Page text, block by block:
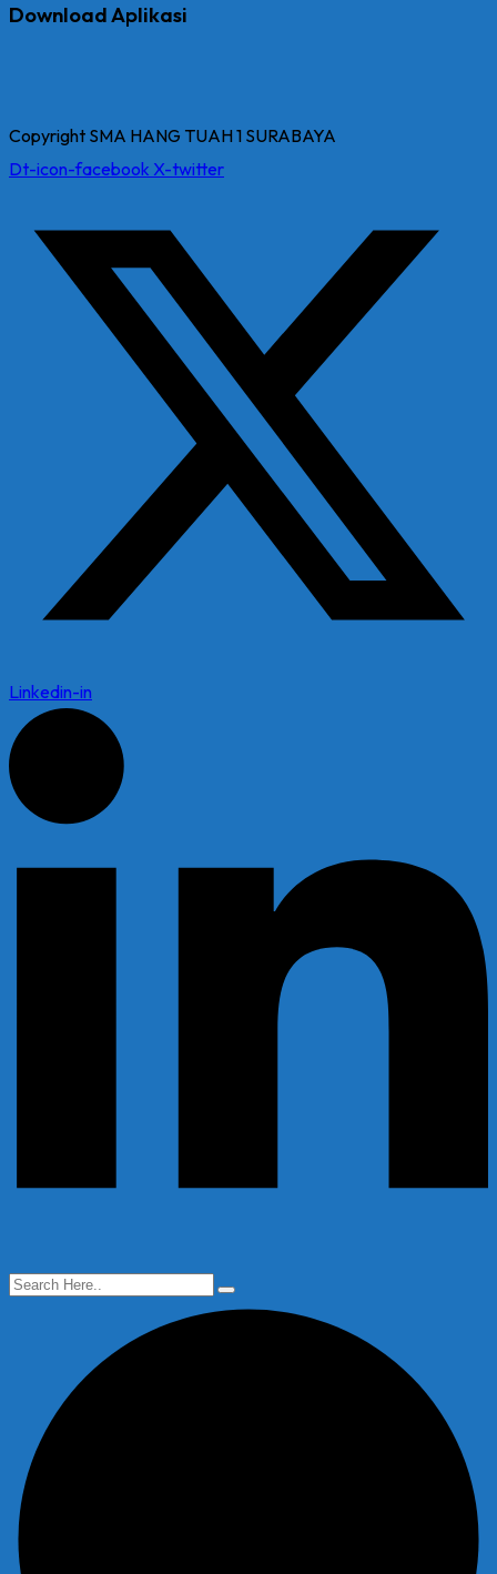
Download Aplikasi
Copyright SMA HANG TUAH 1 SURABAYA
Dt-icon-facebook X-twitter
Linkedin-in